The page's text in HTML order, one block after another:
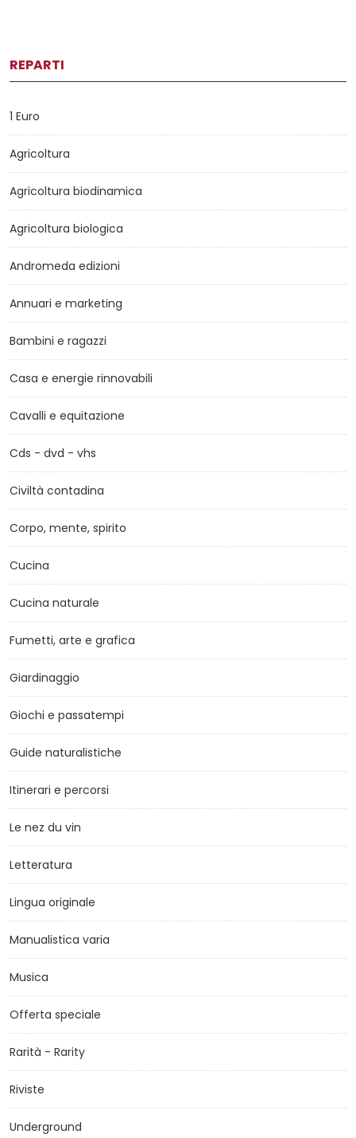
REPARTI
1 Euro
Agricoltura
Agricoltura biodinamica
Agricoltura biologica
Andromeda edizioni
Annuari e marketing
Bambini e ragazzi
Casa e energie rinnovabili
Cavalli e equitazione
Cds - dvd - vhs
Civiltà contadina
Corpo, mente, spirito
Cucina
Cucina naturale
Fumetti, arte e grafica
Giardinaggio
Giochi e passatempi
Guide naturalistiche
Itinerari e percorsi
Le nez du vin
Letteratura
Lingua originale
Manualistica varia
Musica
Offerta speciale
Rarità - Rarity
Riviste
Underground